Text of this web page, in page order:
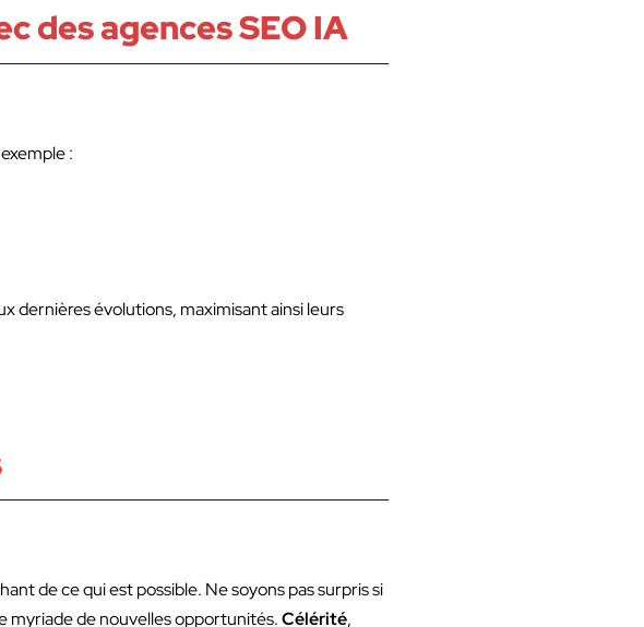
des agences SEO IA
:
dernières évolutions, maximisant ainsi leurs
de ce qui est possible. Ne soyons pas surpris si
myriade de nouvelles opportunités.Célérité,